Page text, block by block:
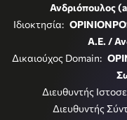
Ανδριόπουλος
Ιδιοκτησία:
Α.Ε. /
Δικαιούχος Domain:
Διευθυντής
Διευθυντής